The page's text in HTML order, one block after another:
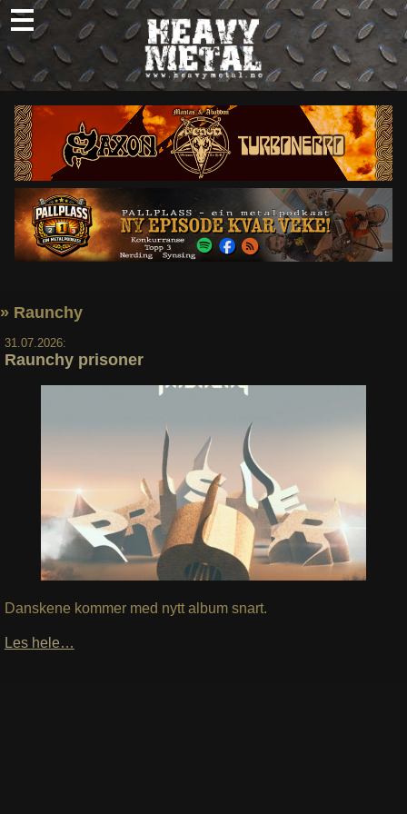
Skip
to
content
Nyheter
Omtaler
Intervjuer
Om oss
Abonner
Søk
» Raunchy
31.07.2026:
Raunchy prisoner
Danskene kommer med nytt album snart.
Les hele…